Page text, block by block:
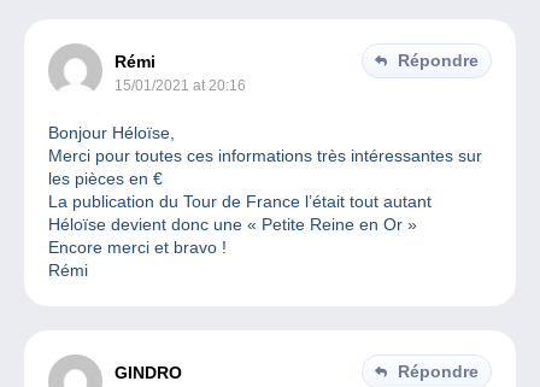
Rémi
15/01/2021 at 20:16
Répondre
Bonjour Héloïse,
Merci pour toutes ces informations très intéressantes sur
les pièces en €
La publication du Tour de France l’était tout autant
Héloïse devient donc une « Petite Reine en Or »
Encore merci et bravo !
Rémi
GINDRO Répondre